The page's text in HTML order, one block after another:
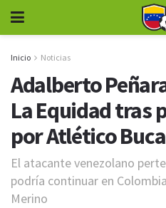
Inicio Noticias
Adalberto
La Equidad tras
por Atlético
El atacante venezolano
podría continuar en
Merino